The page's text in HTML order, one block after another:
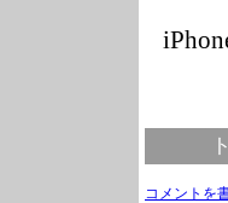
コメントを